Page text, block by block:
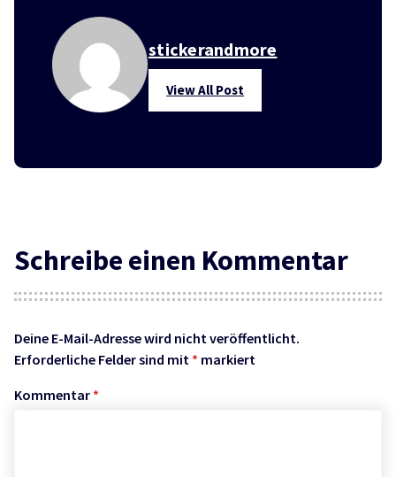
stickerandmore
View All Post
Schreibe einen Kommentar
Deine E-Mail-Adresse wird nicht veröffentlicht.
Erforderliche Felder sind mit * markiert
Kommentar *